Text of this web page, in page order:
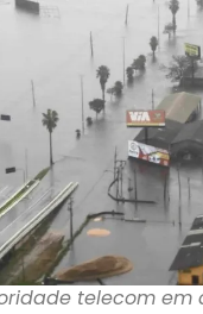
telecom em